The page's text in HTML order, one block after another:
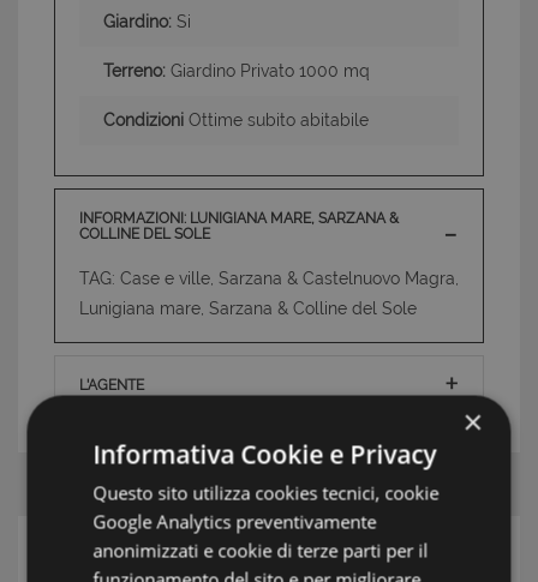
Giardino: Si
Terreno: Giardino Privato 1000 mq
Condizioni Ottime subito abitabile
INFORMAZIONI: LUNIGIANA MARE, SARZANA &
COLLINE DEL SOLE
TAG: Case e ville, Sarzana & Castelnuovo Magra,
Lunigiana mare, Sarzana & Colline del Sole
L'AGENTE
RICERCA
×
Informativa Cookie e Privacy
Questo sito utilizza cookies tecnici, cookie
Google Analytics preventivamente
anonimizzati e cookie di terze parti per il